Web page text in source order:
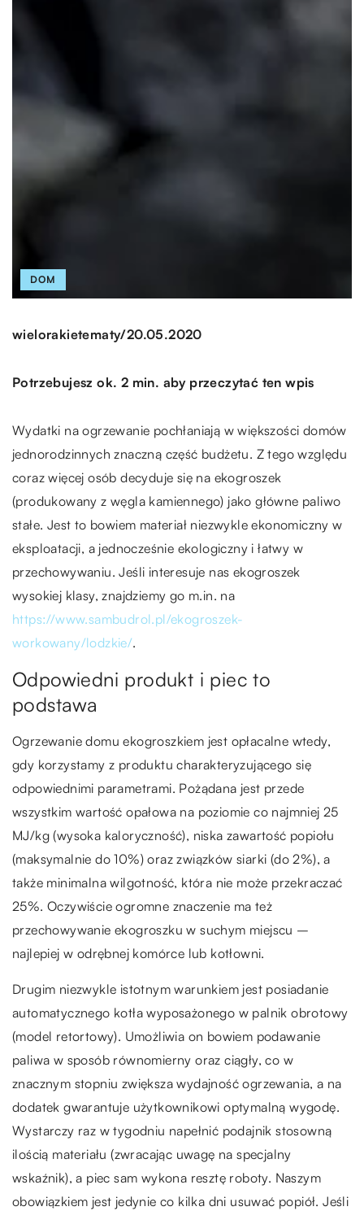
DOM
wielorakietematy/20.05.2020
Potrzebujesz ok. 2 min. aby przeczytać ten wpis
Wydatki na ogrzewanie pochłaniają w większości domów
jednorodzinnych znaczną część budżetu. Z tego względu
coraz więcej osób decyduje się na ekogroszek
(produkowany z węgla kamiennego) jako główne paliwo
stałe. Jest to bowiem materiał niezwykle ekonomiczny w
eksploatacji, a jednocześnie ekologiczny i łatwy w
przechowywaniu. Jeśli interesuje nas ekogroszek
wysokiej klasy, znajdziemy go m.in. na
https://www.sambudrol.pl/ekogroszek-
workowany/lodzkie/.
Odpowiedni produkt i piec to
podstawa
Ogrzewanie domu ekogroszkiem jest opłacalne wtedy,
gdy korzystamy z produktu charakteryzującego się
odpowiednimi parametrami. Pożądana jest przede
wszystkim wartość opałowa na poziomie co najmniej 25
MJ/kg (wysoka kaloryczność), niska zawartość popiołu
(maksymalnie do 10%) oraz związków siarki (do 2%), a
także minimalna wilgotność, która nie może przekraczać
25%. Oczywiście ogromne znaczenie ma też
przechowywanie ekogroszku w suchym miejscu –
najlepiej w odrębnej komórce lub kotłowni.
Drugim niezwykle istotnym warunkiem jest posiadanie
automatycznego kotła wyposażonego w palnik obrotowy
(model retortowy). Umożliwia on bowiem podawanie
paliwa w sposób równomierny oraz ciągły, co w
znacznym stopniu zwiększa wydajność ogrzewania, a na
dodatek gwarantuje użytkownikowi optymalną wygodę.
Wystarczy raz w tygodniu napełnić podajnik stosowną
ilością materiału (zwracając uwagę na specjalny
wskaźnik), a piec sam wykona resztę roboty. Naszym
obowiązkiem jest jedynie co kilka dni usuwać popiół. Jeśli